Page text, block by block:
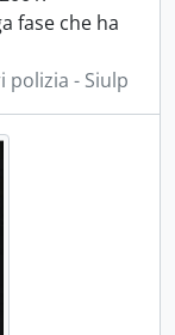
fase che ha
- Siulp